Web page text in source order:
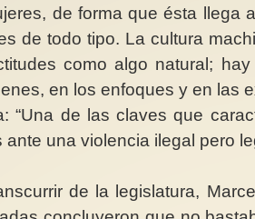
de forma que ésta llega
de todo tipo. La cultura
como algo natural;
en los enfoques y en las
“Una de las claves que
ante una violencia ilegal pero
de la legislatura,